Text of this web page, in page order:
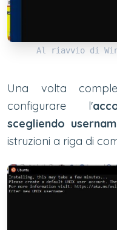
Al riavvio di
Una volta
configurare l'
scegliendo
istruzioni a riga di